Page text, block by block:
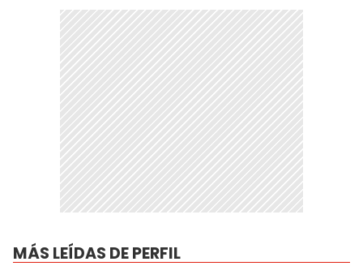
MÁS LEÍDAS DE PERFIL